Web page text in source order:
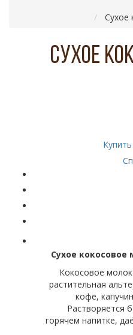
Сухое
Сухое
Сухое кокосовое
Кокосовое
растительная
кофе,
Растворяется
горячем напитке,